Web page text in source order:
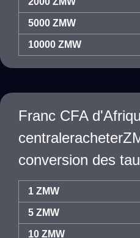
5000 ZMW
10000 ZMW
Franc CFA
conversion des
1 ZMW
5 ZMW
10 ZMW